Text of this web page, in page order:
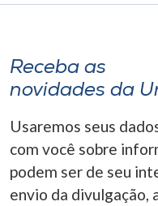
A-
Receba as
novidades da
Usaremos seus
com você sobre
podem ser de seu
envio da divulgação,